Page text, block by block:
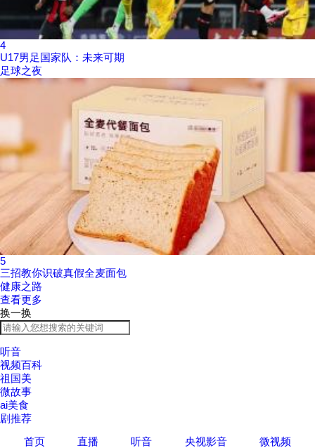
4
U17男足国家队：未来可期
足球之夜
5
三招教你识破真假全麦面包
健康之路
查看更多
换一换
听音
视频百科
祖国美
微故事
ai美食
剧推荐
首页
直播 听音 央视影音 微视频